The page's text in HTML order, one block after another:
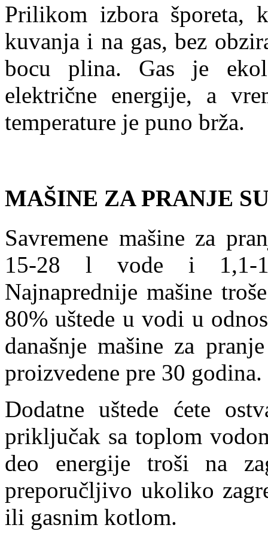
Prilikom izbora šporeta,
kuvanja i na gas, bez
bocu plina. Gas je
električne energije, a
temperature je puno brža.
MAŠINE ZA PRANJE
Savremene mašine za
15-28 l vode i 1,1-
Najnaprednije mašine
80% uštede u vodi u
današnje mašine za
proizvedene pre 30 godina.
Dodatne uštede ćete
priključak sa toplom
deo energije troši na
preporučljivo ukoliko
ili gasnim kotlom.